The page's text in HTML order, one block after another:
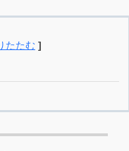
たたむ ]